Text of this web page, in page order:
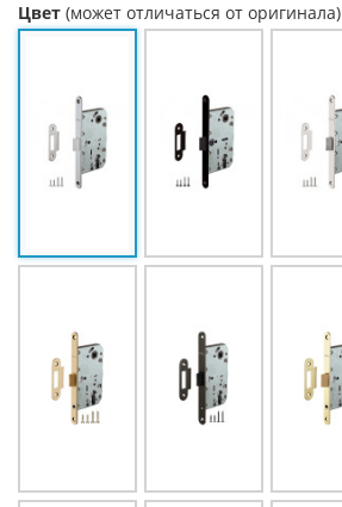
Цвет (может отличаться от оригинала)